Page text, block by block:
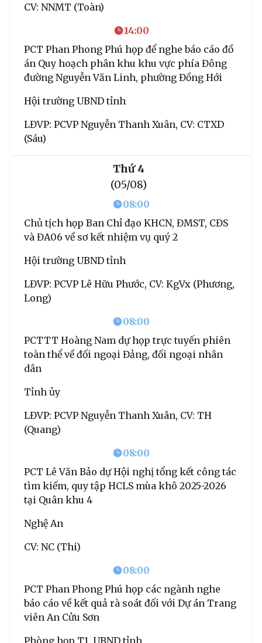
CV: NNMT (Toàn)
14:00
PCT Phan Phong Phú họp để nghe báo cáo đồ
án Quy hoạch phân khu khu vực phía Đông
đường Nguyễn Văn Linh, phường Đồng Hới
Hội trường UBND tỉnh
LĐVP: PCVP Nguyễn Thanh Xuân, CV: CTXD
(Sáu)
Thứ 4
(05/08)
08:00
Chủ tịch họp Ban Chỉ đạo KHCN, ĐMST, CĐS
và ĐA06 về sơ kết nhiệm vụ quý 2
Hội trường UBND tỉnh
LĐVP: PCVP Lê Hữu Phước, CV: KgVx (Phương,
Long)
08:00
PCTTT Hoàng Nam dự họp trực tuyến phiên
toàn thể về đối ngoại Đảng, đối ngoại nhân
dân
Tỉnh ủy
LĐVP: PCVP Nguyễn Thanh Xuân, CV: TH
(Quang)
08:00
PCT Lê Văn Bảo dự Hội nghị tổng kết công tác
tìm kiếm, quy tập HCLS mùa khô 2025-2026
tại Quân khu 4
Nghệ An
CV: NC (Thi)
08:00
PCT Phan Phong Phú họp các ngành nghe
báo cáo về kết quả rà soát đối với Dự án Trang
viên An Cửu Sơn
Phòng họp T1, UBND tỉnh